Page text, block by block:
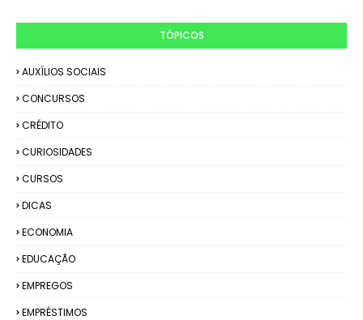
TÓPICOS
AUXÍLIOS SOCIAIS
CONCURSOS
CRÉDITO
CURIOSIDADES
CURSOS
DICAS
ECONOMIA
EDUCAÇÃO
EMPREGOS
EMPRÉSTIMOS